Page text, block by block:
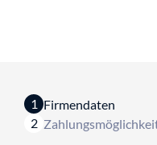
1 Firmendaten
2